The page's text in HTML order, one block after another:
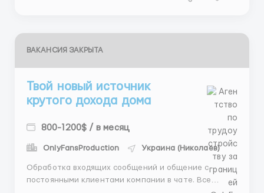
ВАКАНСИЯ ЗАКРЫТА
Твой новый источник
крутого дохода дома
800-1200$ / в месяц
OnlyFansProduction Украина (Николаев)
Обработка входящих сообщений и общение с
постоянными клиентами компании в чате. Все